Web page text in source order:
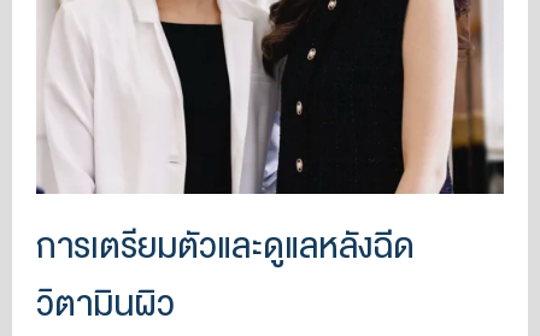
การเตรียมตัวและดูแลหลังฉีด
วิตามินผิว